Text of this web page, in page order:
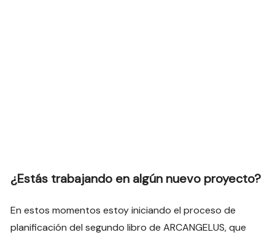
¿Estás trabajando en algún nuevo proyecto?
En estos momentos estoy iniciando el proceso de
planificación del segundo libro de ARCANGELUS, que